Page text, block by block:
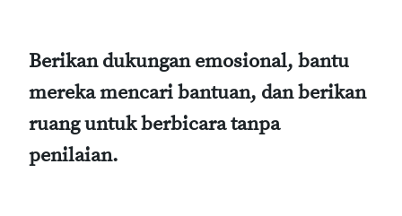
Berikan dukungan emosional, bantu
mereka mencari bantuan, dan berikan
ruang untuk berbicara tanpa
penilaian.